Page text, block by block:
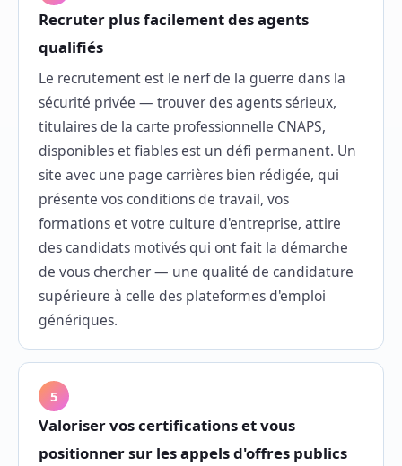
Recruter plus facilement des agents
qualifiés
Le recrutement est le nerf de la guerre dans la
sécurité privée — trouver des agents sérieux,
titulaires de la carte professionnelle CNAPS,
disponibles et fiables est un défi permanent. Un
site avec une page carrières bien rédigée, qui
présente vos conditions de travail, vos
formations et votre culture d'entreprise, attire
des candidats motivés qui ont fait la démarche
de vous chercher — une qualité de candidature
supérieure à celle des plateformes d'emploi
génériques.
5
Valoriser vos certifications et vous
positionner sur les appels d'offres publics